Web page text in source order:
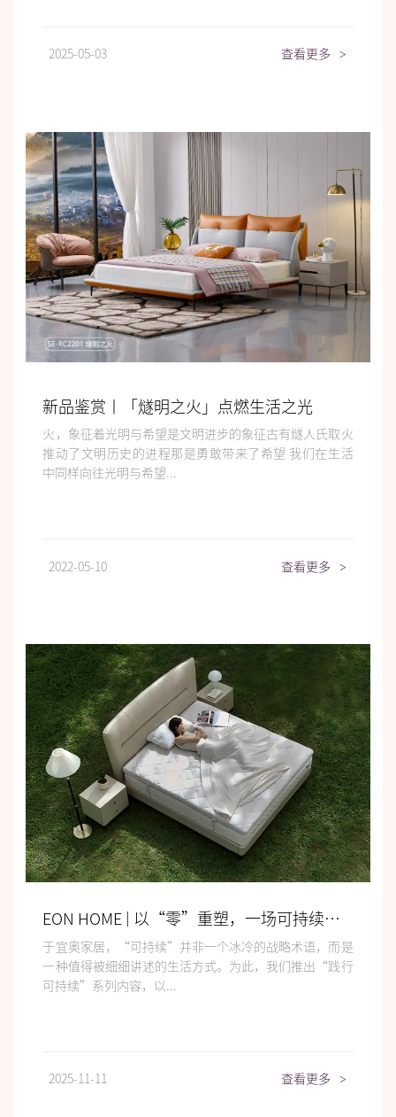
2025-05-03 查看更多 >
新品鉴赏丨「燧明之火」点燃生活之光
火，象征着光明与希望是文明进步的象征古有燧人氏取火
推动了文明历史的进程那是勇敢带来了希望 我们在生活
中同样向往光明与希望...
2022-05-10 查看更多 >
EON HOME | 以“零”重塑，一场可持续生活的空间变革
于宜奥家居，“可持续”并非一个冰冷的战略术语，而是
一种值得被细细讲述的生活方式。为此，我们推出“践行
可持续”系列内容，以...
2025-11-11 查看更多 >